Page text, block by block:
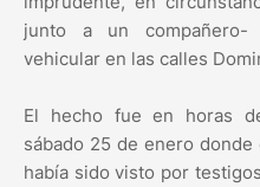
junto a un
vehicular en las calles
El hecho fue en horas
sábado 25 de enero
había sido visto por